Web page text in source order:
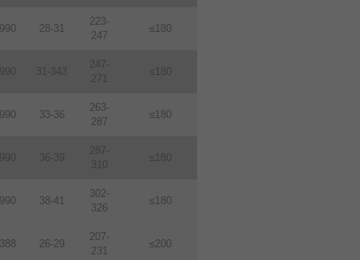
28-31
223-
247
≤180
31-343
247-
271
≤180
33-36
263-
287
≤180
36-39
287-
310
≤180
38-41
302-
326
≤180
26-29
207-
231
≤200